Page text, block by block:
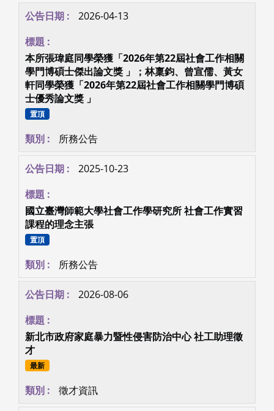
2026-04-13
本所張瑋庭同學榮獲「2026年第22屆社會工作相關
學門博碩士傑出論文獎 」；林稟鈞、曾宣儒、黃女
軒同學榮獲「2026年第22屆社會工作相關學門博碩
士優秀論文獎 」
置頂
所務公告
2025-10-23
國立臺灣師範大學社會工作學研究所 社會工作實習
課程的理念主張
置頂
所務公告
2026-08-06
新北市政府家庭暴力暨性侵害防治中心 社工助理徵
才
最新
徵才資訊